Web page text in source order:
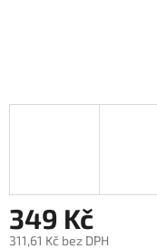
349 Kč
311,61 Kč bez DPH